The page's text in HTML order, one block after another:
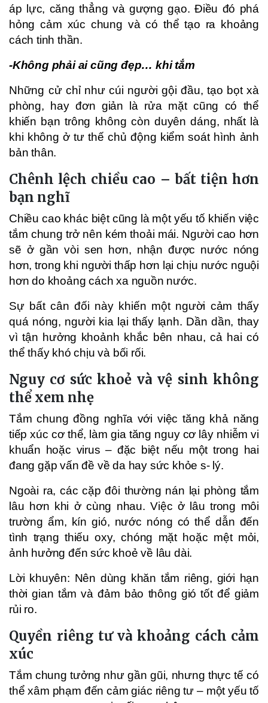
áp lực, căng thẳng và gượng gạo. Điều đó phá
hỏng cảm xúc chung và có thể tạo ra khoảng
cách tinh thần.
-Không phải ai cũng đẹp… khi tắm
Những cử chỉ như cúi người gội đầu, tạo bọt xà
phòng, hay đơn giản là rửa mặt cũng có thể
khiến bạn trông không còn duyên dáng, nhất là
khi không ở tư thế chủ động kiểm soát hình ảnh
bản thân.
Chênh lệch chiều cao – bất tiện hơn
bạn nghĩ
Chiều cao khác biệt cũng là một yếu tố khiến việc
tắm chung trở nên kém thoải mái. Người cao hơn
sẽ ở gần vòi sen hơn, nhận được nước nóng
hơn, trong khi người thấp hơn lại chịu nước nguội
hơn do khoảng cách xa nguồn nước.
Sự bất cân đối này khiến một người cảm thấy
quá nóng, người kia lại thấy lạnh. Dần dần, thay
vì tận hưởng khoảnh khắc bên nhau, cả hai có
thể thấy khó chịu và bối rối.
Nguy cơ sức khoẻ và vệ sinh không
thể xem nhẹ
Tắm chung đồng nghĩa với việc tăng khả năng
tiếp xúc cơ thể, làm gia tăng nguy cơ lây nhiễm vi
khuẩn hoặc virus – đặc biệt nếu một trong hai
đang gặp vấn đề về da hay sức khỏe s- lý.
Ngoài ra, các cặp đôi thường nán lại phòng tắm
lâu hơn khi ở cùng nhau. Việc ở lâu trong môi
trường ẩm, kín gió, nước nóng có thể dẫn đến
tình trạng thiếu oxy, chóng mặt hoặc mệt mỏi,
ảnh hưởng đến sức khoẻ về lâu dài.
Lời khuyên: Nên dùng khăn tắm riêng, giới hạn
thời gian tắm và đảm bảo thông gió tốt để giảm
rủi ro.
Quyền riêng tư và khoảng cách cảm
xúc
Tắm chung tưởng như gần gũi, nhưng thực tế có
thể xâm phạm đến cảm giác riêng tư – một yếu tố